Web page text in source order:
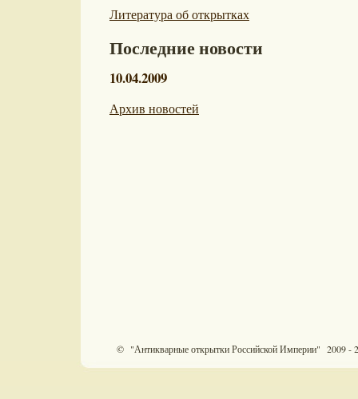
Литература об открытках
Последние новости
10.04.2009
Архив новостей
© "Антикварные открытки Российской Империи" 2009 -